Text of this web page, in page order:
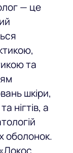
— це
та
шкіри,
нігтів, а
оболонок.